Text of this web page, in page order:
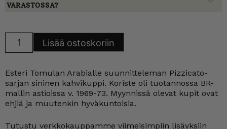
VARASTOSSA?
Pizzicato
Lisää ostoskoriin
Esteri Tomulan Arabialle suunnitteleman Pizzicato-
sarjan sininen kahvikuppi. Koriste oli tuotannossa BR-
mallin astioissa v. 1969-73. Myynnissä olevat kupit ovat
ehjiä ja muutenkin hyväkuntoisia.
Tutustu verkkokauppamme viimeisimpiin lisäyksiin